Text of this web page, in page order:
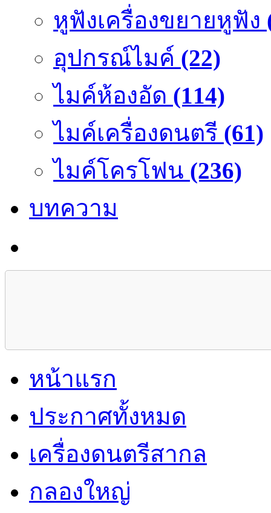
หูฟังเครื่องขยายหูฟัง
อุปกรณ์ไมค์ (22)
ไมค์ห้องอัด (114)
ไมค์เครื่องดนตรี (61)
ไมค์โครโฟน (236)
บทความ
หน้าแรก
ประกาศทั้งหมด
เครื่องดนตรีสากล
กลองใหญ่